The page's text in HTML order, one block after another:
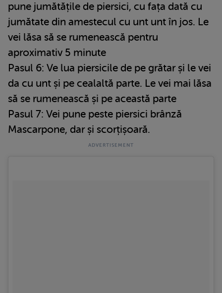
pune jumătățile de piersici, cu fața dată cu
jumătate din amestecul cu unt unt în jos. Le
vei lăsa să se rumenească pentru
aproximativ 5 minute
Pasul 6: Ve lua piersicile de pe grătar și le vei
da cu unt și pe cealaltă parte. Le vei mai lăsa
să se rumenească și pe această parte
Pasul 7: Vei pune peste piersici brânză
Mascarpone, dar și scorțișoară.